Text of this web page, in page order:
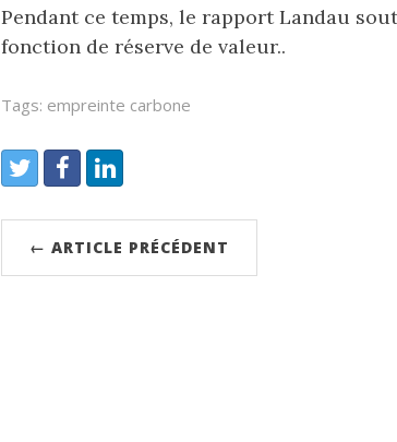
Pendant ce temps, le rapport Landau
fonction de réserve de valeur..
Tags: empreinte carbone
← ARTICLE PRÉCÉDENT